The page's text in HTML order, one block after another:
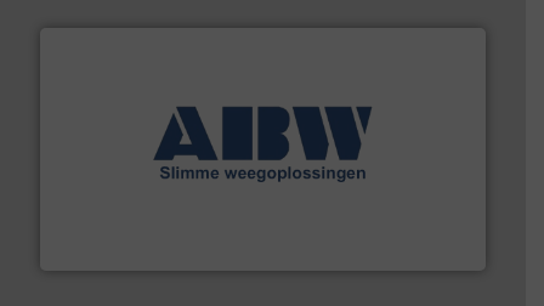
geautomatiseerde weegoplossingen.Meer info ➜